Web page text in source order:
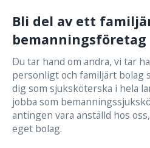
Bli del av ett
bemanningsföretag
Du tar hand om andra, vi tar
personligt och familjärt bolag
dig som sjuksköterska i hela
jobba som
antingen vara anställd hos
eget bolag.